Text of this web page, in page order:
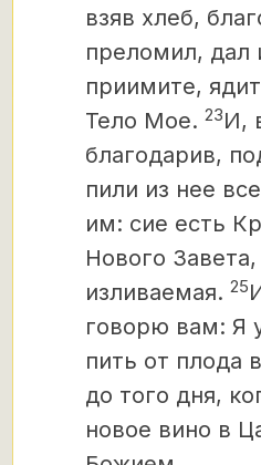
взяв хлеб,
преломил, дал
приимите,
Тело Мое. 23И,
благодарив,
пили из нее
им: сие есть
Нового Завета,
изливаемая. 25
говорю вам: Я
пить от плода
до того дня,
новое вино в